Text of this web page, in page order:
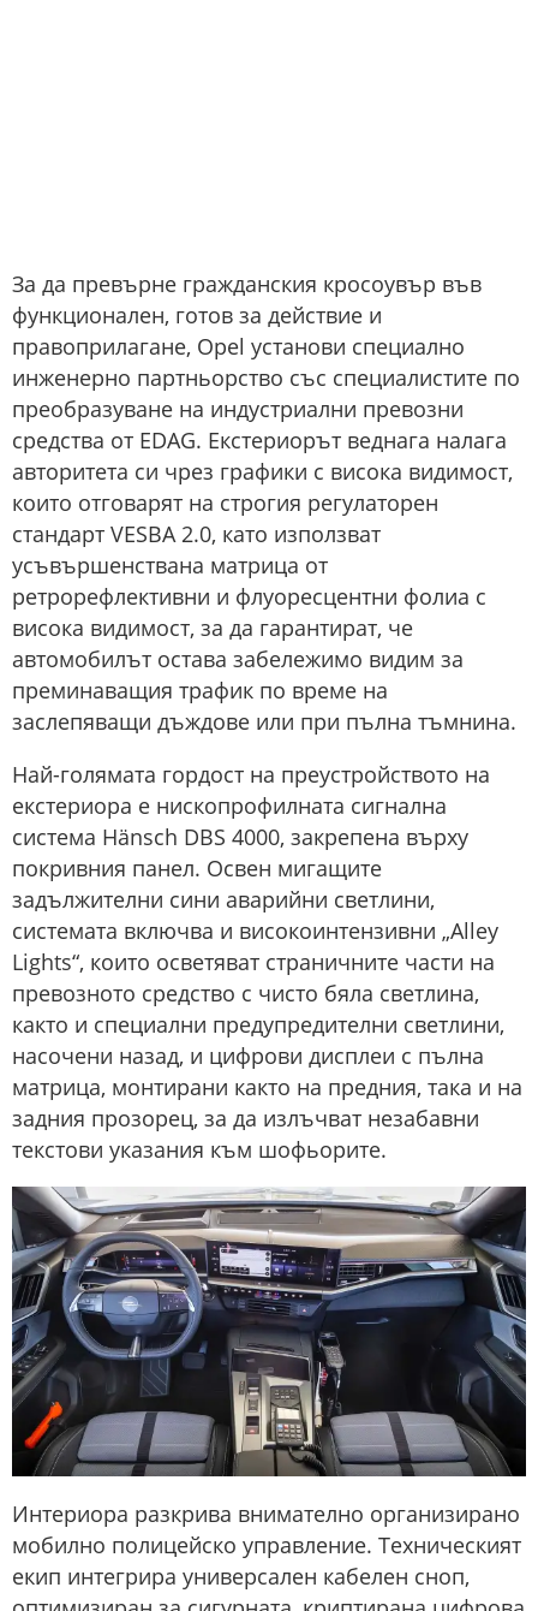
За да превърне гражданския кросоувър във
функционален, готов за действие и
правоприлагане, Opel установи специално
инженерно партньорство със специалистите по
преобразуване на индустриални превозни
средства от EDAG. Екстериорът веднага налага
авторитета си чрез графики с висока видимост,
които отговарят на строгия регулаторен
стандарт VESBA 2.0, като използват
усъвършенствана матрица от
ретрорефлективни и флуоресцентни фолиа с
висока видимост, за да гарантират, че
автомобилът остава забележимо видим за
преминаващия трафик по време на
заслепяващи дъждове или при пълна тъмнина.
Най-голямата гордост на преустройството на
екстериора е нископрофилната сигнална
система Hänsch DBS 4000, закрепена върху
покривния панел. Освен мигащите
задължителни сини аварийни светлини,
системата включва и високоинтензивни „Alley
Lights“, които осветяват страничните части на
превозното средство с чисто бяла светлина,
както и специални предупредителни светлини,
насочени назад, и цифрови дисплеи с пълна
матрица, монтирани както на предния, така и на
задния прозорец, за да излъчват незабавни
текстови указания към шофьорите.
Интериора разкрива внимателно организирано
мобилно полицейско управление. Техническият
екип интегрира универсален кабелен сноп,